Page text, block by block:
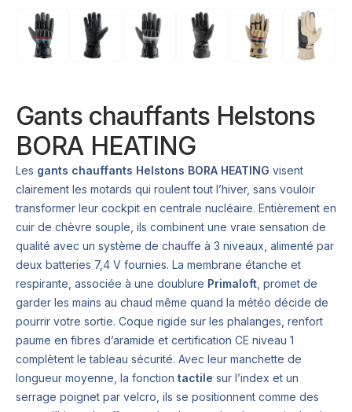
Gants chauffants Helstons
BORA HEATING
Les gants chauffants Helstons BORA HEATING visent
clairement les motards qui roulent tout l’hiver, sans vouloir
transformer leur cockpit en centrale nucléaire. Entièrement en
cuir de chèvre souple, ils combinent une vraie sensation de
qualité avec un système de chauffe à 3 niveaux, alimenté par
deux batteries 7,4 V fournies. La membrane étanche et
respirante, associée à une doublure Primaloft , promet de
garder les mains au chaud même quand la météo décide de
pourrir votre sortie. Coque rigide sur les phalanges, renfort
paume en fibres d’aramide et certification CE niveau 1
complètent le tableau sécurité. Avec leur manchette de
longueur moyenne, la fonction tactile sur l’index et un
serrage poignet par velcro, ils se positionnent comme des